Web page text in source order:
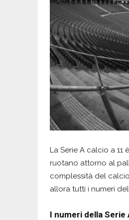
La Serie A calcio a
ruotano attorno al
complessità del
allora tutti i numeri
I numeri della